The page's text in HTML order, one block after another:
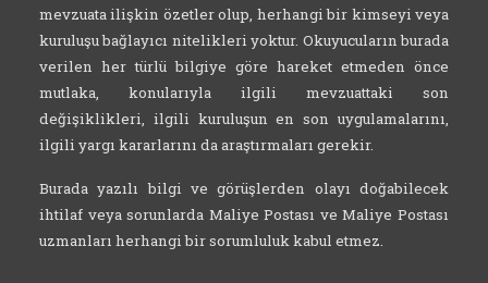
mevzuata ilişkin özetler olup, herhangi bir kimseyi veya
kuruluşu bağlayıcı nitelikleri yoktur. Okuyucuların burada
verilen her türlü bilgiye göre hareket etmeden önce
mutlaka, konularıyla ilgili mevzuattaki son
değişiklikleri, ilgili kuruluşun en son uygulamalarını,
ilgili yargı kararlarını da araştırmaları gerekir.
Burada yazılı bilgi ve görüşlerden olayı doğabilecek
ihtilaf veya sorunlarda Maliye Postası ve Maliye Postası
uzmanları herhangi bir sorumluluk kabul etmez.